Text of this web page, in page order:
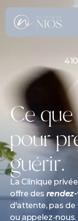
RDV Express
10 minutes de
Ce
pour
guérir.
La Clinique
offre des
d'attente, pas de
ou appelez-nous.